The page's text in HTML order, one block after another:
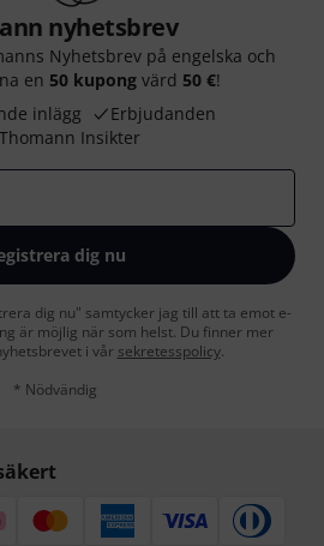
nyhetsbrev
Nyhetsbrev på engelska och
en 50 kupong värd 50 €!
inlägg
Erbjudanden
Thomann Insikter
dig nu
dig nu" samtycker jag till att ta emot e-
är möjlig när som helst. Du finner mer
i vår sekretesspolicy.
* Nödvändig